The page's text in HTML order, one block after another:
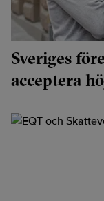
Sveriges
acceptera